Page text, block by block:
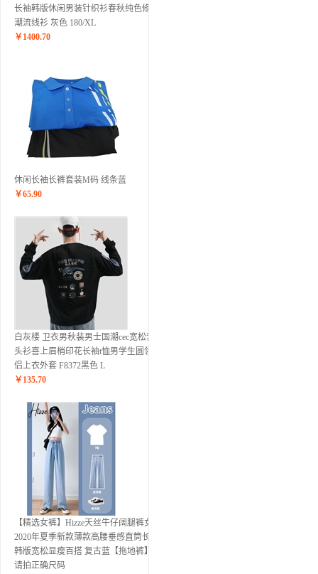
长袖韩版休闲男装针织衫春秋纯色修身
潮流线衫 灰色 180/XL
￥ 1400.70
休闲长袖长裤套装M码 线条蓝
￥65.90
白灰楼 卫衣男秋装男士国潮cec宽松套
头衫喜上眉梢印花长袖t恤男学生圆领情
侣上衣外套 F8372黑色 L
￥ 135.70
【精选女裤】Hizze天丝牛仔阔腿裤女裤
2020年夏季新款薄款高腰垂感直筒长裤
韩版宽松显瘦百搭 复古蓝【拖地裤】
请拍正确尺码